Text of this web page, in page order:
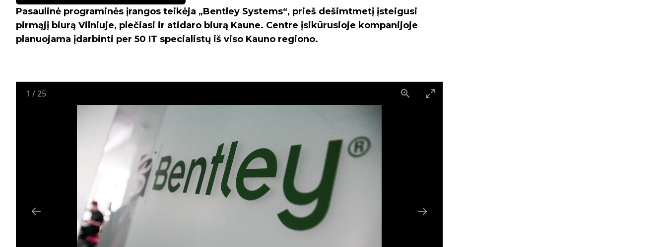
Pasaulinė programinės įrangos teikėja „Bentley Systems“, prieš dešimtmetį įsteigusi
pirmąjį biurą Vilniuje, plečiasi ir atidaro biurą Kaune. Centre įsikūrusioje kompanijoje
planuojama įdarbinti per 50 IT specialistų iš viso Kauno regiono.
1 /25